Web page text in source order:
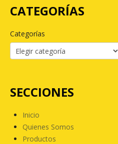
CATEGORÍAS
Categorías
SECCIONES
Inicio
Quienes Somos
Productos